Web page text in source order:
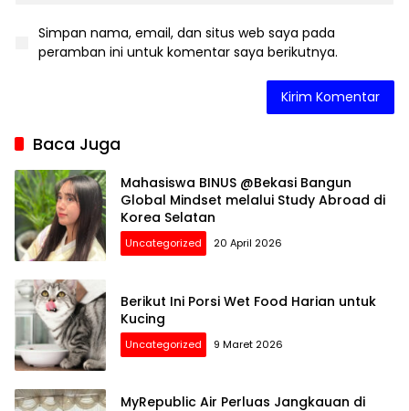
Simpan nama, email, dan situs web saya pada
peramban ini untuk komentar saya berikutnya.
Baca Juga
Mahasiswa BINUS @Bekasi Bangun
Global Mindset melalui Study Abroad di
Korea Selatan
Uncategorized 20 April 2026
Berikut Ini Porsi Wet Food Harian untuk
Kucing
Uncategorized 9 Maret 2026
MyRepublic Air Perluas Jangkauan di